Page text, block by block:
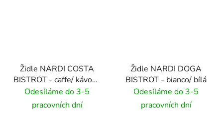
Židle NARDI COSTA
BISTROT - caffe/ kávově
hnědá
Odesíláme do 3-5
pracovních dní
Židle NARDI DOGA
BISTROT - bianco/ bílá
Odesíláme do 3-5
pracovních dní